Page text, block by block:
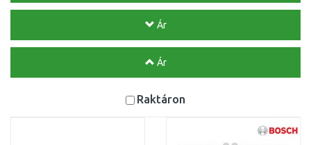
Ár
Ár
Raktáron